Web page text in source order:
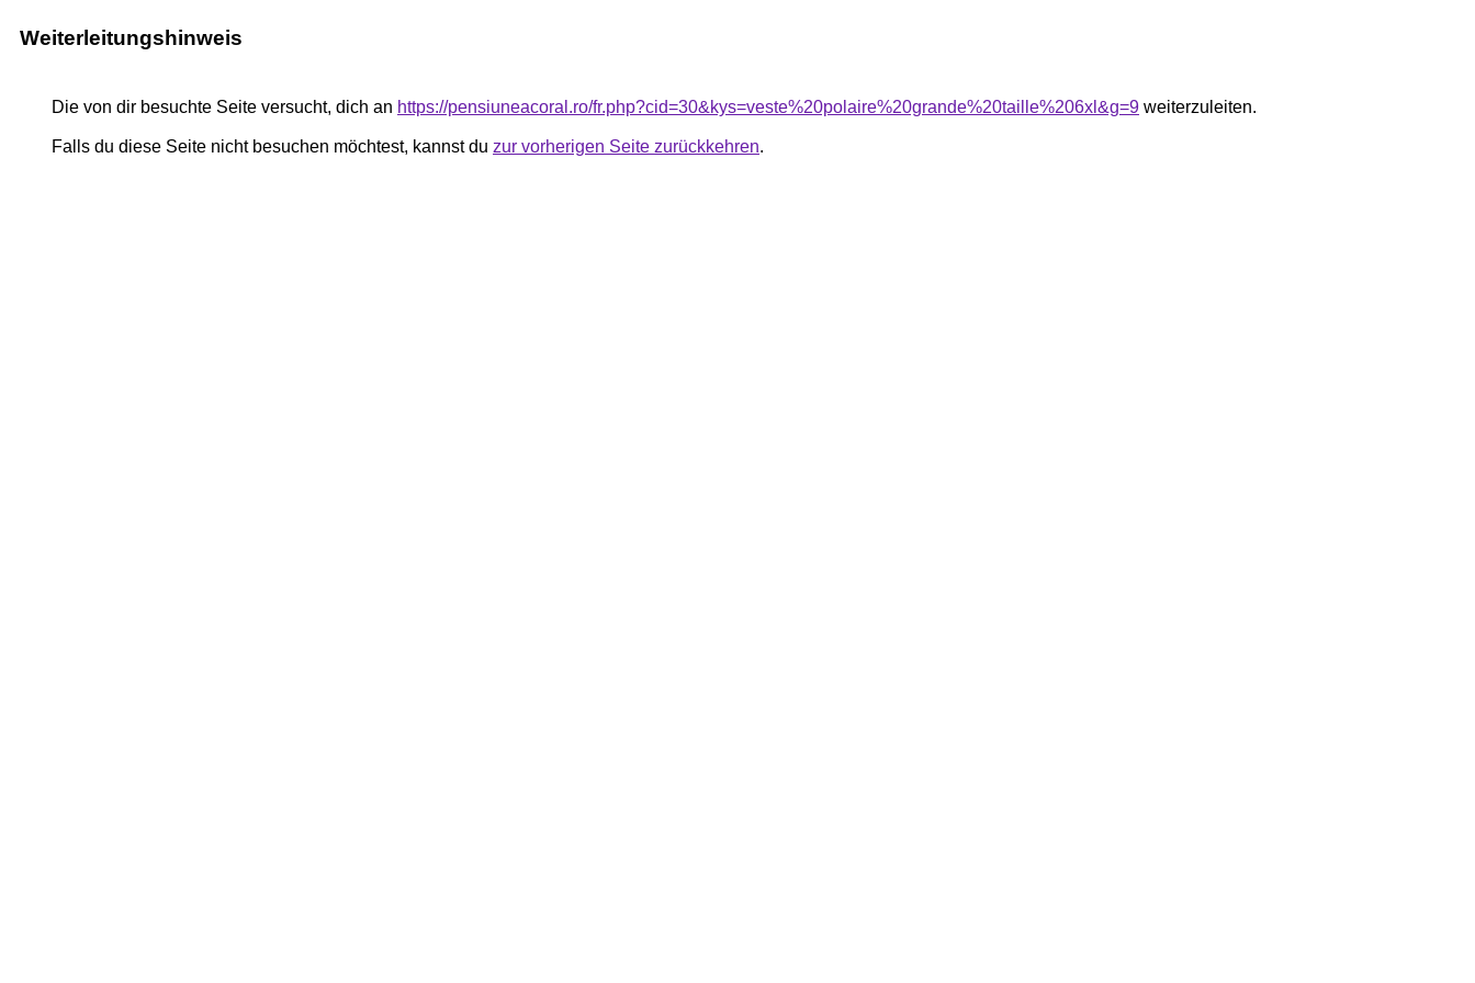
Weiterleitungshinweis
Die von dir besuchte Seite versucht, dich an https://pensiuneacoral.ro/fr.php?cid=30&kys=veste%20polaire%20grande%20taille%206xl&g=9 weiterzuleiten.
Falls du diese Seite nicht besuchen möchtest, kannst du zur vorherigen Seite zurückkehren.